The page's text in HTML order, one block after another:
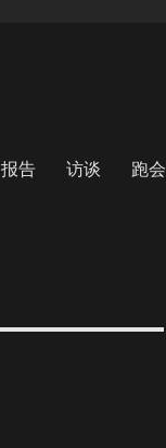
报告 访谈 跑会